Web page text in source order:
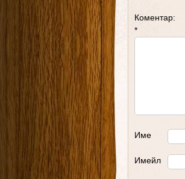
Коментар:
*
Име
Имейл